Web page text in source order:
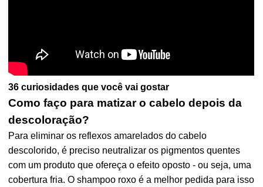
36 curiosidades que você vai gostar
Como faço para matizar o cabelo depois da
descoloração?
Para eliminar os reflexos amarelados do cabelo
descolorido, é preciso neutralizar os pigmentos quentes
com um produto que ofereça o efeito oposto - ou seja, uma
cobertura fria. O shampoo roxo é a melhor pedida para isso